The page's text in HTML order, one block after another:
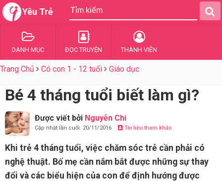
Yêu Trẻ
DANH MỤC ĐỌC TRUYỆN THÀNH VIÊN
Trang Chủ Có con 1 - 12 tuổi Giáo dục
Bé 4 tháng tuổi biết làm gì?
Được viết bởi Nguyễn Chi
Cập nhật lần cuối: 20/11/2016 Tài liệu tham khảo
Khi trẻ 4 tháng tuổi, việc chăm sóc trẻ cần phải có
nghệ thuật. Bố mẹ cần nắm bắt được những sự thay
đổi và các biểu hiện của con để định hướng được